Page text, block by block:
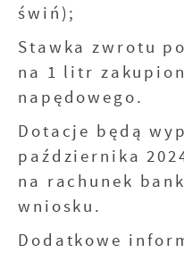
świń);
Stawka zwrotu
na 1 litr
napędowego.
Dotacje będą
października
na rachunek
wniosku.
Dodatkowe